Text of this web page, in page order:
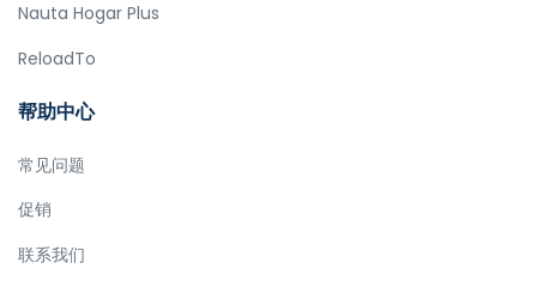
Nauta Hogar Plus
ReloadTo
帮助中心
常见问题
促销
联系我们